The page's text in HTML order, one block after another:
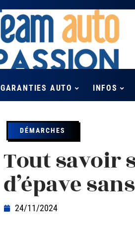
GARANTIES AUTO INFOS
DÉMARCHES
Tout savoir
d’épave
24/11/2024